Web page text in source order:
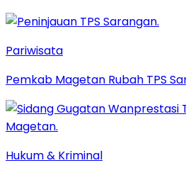
Pariwisata
Pemkab Magetan Rubah TPS
Hukum & Kriminal